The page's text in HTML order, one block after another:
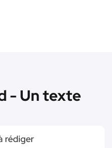
- Un texte
rédiger